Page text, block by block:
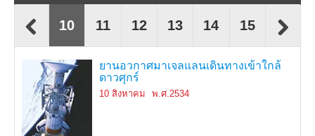
9 10 11 12 13 14 15 16
สมรักษ์ คำสิงห์ สามารถคว้า เหรียญทอง
โอลิมปิก
4 สิงหาคม พ.ศ.2539
มารีลีน มอนโร ดาราภาพยนตร์ฮอลลีวู้ด
เสียชีวิต
5 สิงหาคม พ.ศ.2505
เกรียงไกร เตชะโม่ง ขโมยเครื่องเพชร
ซาอุฯ
6 สิงหาคม พ.ศ.2532
รพินทรนาถ ฐากูร มหากวีชาวอินเดีย
ถึงแก่กรรม
7 สิงหาคม พ.ศ.2484
วันก่อตั้งสมาคมอาเซียน
8 สิงหาคม
ริชาร์ด นิกสัน ลาออกจากตำแหน่ง
ประธานาธิบดีสหรัฐอเมริกา
9 สิงหาคม พ.ศ.2517
ยานอวกาศมาเจลแลนเดินทางเข้าใกล้
ดาวศุกร์
10 สิงหาคม พ.ศ.2534
พระธาตุพนม ล้มพังทลายลงมา
เนื่องจากฝนตกหนัก
11 สิงหาคม พ.ศ.2518
ยานขนส่งอวกาศ สเปช ชัตเติล ทดลอง
บินในชั้นบรรยากาศเป็นครั้งแรก
12 สิงหาคม พ.ศ.2520
รัฐบาลคอมมิวนิสต์ของเยอรมนีตะวัน
ออกสร้างกำแพงเบอร์ลิน
13 สิงหาคม พ.ศ.2504
สงครามโลกครั้งที่ 2 ยุติลงอย่างเป็น
ทางการ
14 สิงหาคม พ.ศ.2488
ประเทศอินเดียได้รับเอกราชจากอังกฤษ
15 สิงหาคม
สุรพล สมบัติเจริญ ราชาเพลงลูกทุ่งถูกยิง
เสียชีวิต
16 สิงหาคม พ.ศ.2511
รัตน์ เปสตันยี นักสร้างภาพยนตร์ไทยเสีย
ชีวิต
17 สิงหาคม พ.ศ.2513
เอแซฟ ฮอลล์ นักดาราศาสตร์ชาว
อเมริกัน ค้นพบโฟบอส
18 สิงหาคม พ.ศ.2520
สหภาพโซเวียตส่งดาวเทียม สปุตนิก 5
ขึ้นสู่อวกาศ
19 สิงหาคม พ.ศ.2503
ไวตัส โจนาส แบริ่ง ค้นพบ อลาสกา
(Alaska)
20 สิงหาคม พ.ศ.2284
วันเกิด อ็อตโต บาเช ศิลปินชาวเดนมาร์ก
21 สิงหาคม
ภาพ โมนา ลิซา ถูกขโมยจากพิพิธภัณฑ์
ลูฟร์
22 สิงหาคม พ.ศ.2454
วันเกิด จอร์จส์ คูวิเยร์ นักธรรมชาติวิทยา
ชาวฝรั่งเศส
23 สิงหาคม พ.ศ.2312
วันเกิด แก้วสรร อติโพธิ สมาชิกวุฒิสภา
กรุงเทพฯ
24 สิงหาคม พ.ศ.2494
แมทธิว เวบบ์ สามารถว่ายน้ำข้าม
ช่องแคบอังกฤษได้เป็นคนแรก
25 สิงหาคม พ.ศ.2418
วันเกิด พลเอกเปรม ติณสูลานนท์
ประธานองคมนตรีและอดีตนายก
รัฐมนตรีไทย
ราล์ฟ วัลโด อีเมอร์สัน นักปรัชญาชาว
อเมริกันเสียชีวิต
27 สิงหาคม พ.ศ.2425